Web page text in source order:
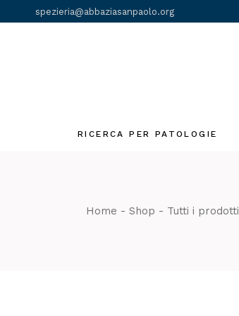
the
spezieria@abbaziasanpaolo.org
RICERCA PER PATOLOGIE
Home Shop Tutti i prodotti